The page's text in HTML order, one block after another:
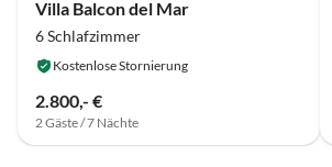
Villa Balcon del Mar
6 Schlafzimmer
Kostenlose Stornierung
2.800,- €
2 Gäste / 7 Nächte